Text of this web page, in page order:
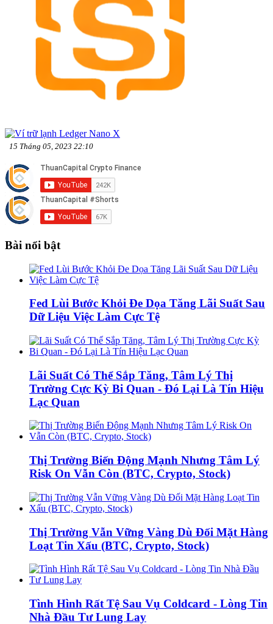
15 Tháng 05, 2023 22:10
Bài nổi bật
Fed Lùi Bước Khỏi Đe Dọa Tăng Lãi Suất Sau
Dữ Liệu Việc Làm Cực Tệ
Lãi Suất Có Thể Sắp Tăng, Tâm Lý Thị
Trường Cực Kỳ Bi Quan - Đó Lại Là Tín Hiệu
Lạc Quan
Thị Trường Biến Động Mạnh Nhưng Tâm Lý
Risk On Vẫn Còn (BTC, Crypto, Stock)
Thị Trường Vẫn Vững Vàng Dù Đối Mặt Hàng
Loạt Tin Xấu (BTC, Crypto, Stock)
Tình Hình Rất Tệ Sau Vụ Coldcard - Lòng Tin
Nhà Đầu Tư Lung Lay